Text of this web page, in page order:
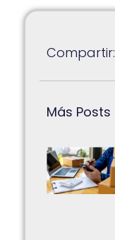
Compartir:
Más Posts